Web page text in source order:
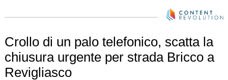
Crollo di un palo telefonico, scatta la
chiusura urgente per strada Bricco a
Revigliasco